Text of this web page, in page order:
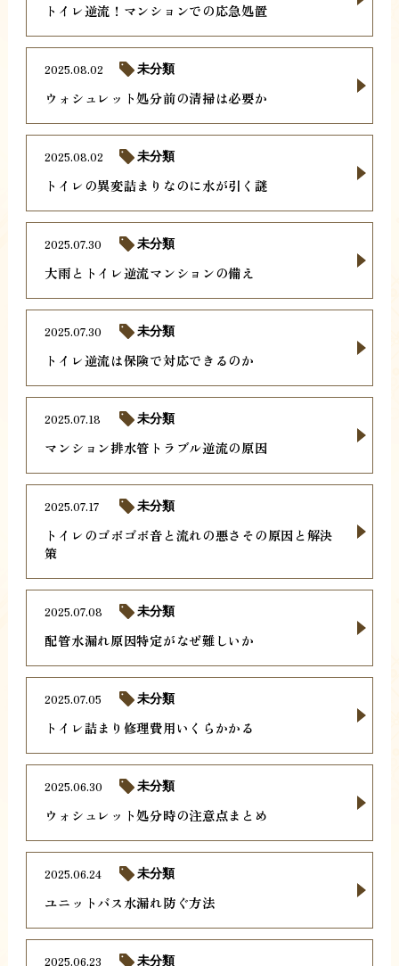
トイレ逆流！マンションでの応急処置
ウォシュレット処分前の清掃は必要か
2025.08.02 未分類
トイレの異変詰まりなのに水が引く謎
2025.08.02 未分類
大雨とトイレ逆流マンションの備え
2025.07.30 未分類
トイレ逆流は保険で対応できるのか
2025.07.30 未分類
マンション排水管トラブル逆流の原因
2025.07.18 未分類
トイレのゴボゴボ音と流れの悪さその原因と解決
策
2025.07.17 未分類
配管水漏れ原因特定がなぜ難しいか
2025.07.08 未分類
トイレ詰まり修理費用いくらかかる
2025.07.05 未分類
ウォシュレット処分時の注意点まとめ
2025.06.30 未分類
ユニットバス水漏れ防ぐ方法
2025.06.24 未分類
2025.06.23 未分類